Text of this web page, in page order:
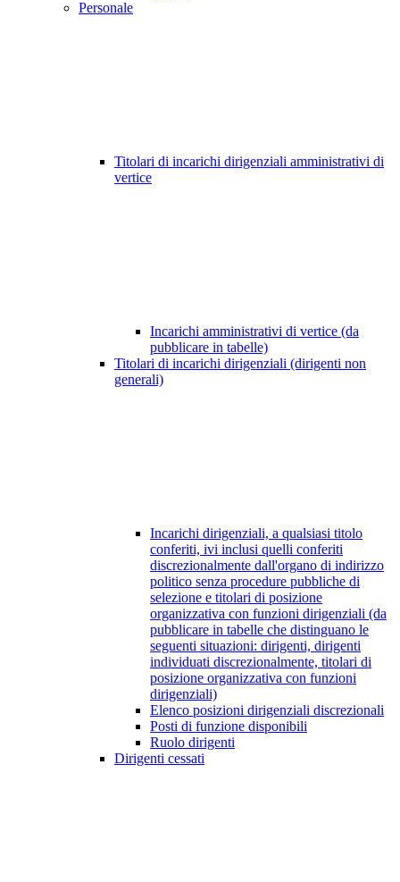
Personale
Titolari di incarichi dirigenziali amministrativi di
vertice
Incarichi amministrativi di vertice (da
pubblicare in tabelle)
Titolari di incarichi dirigenziali (dirigenti non
generali)
Incarichi dirigenziali, a qualsiasi titolo
conferiti, ivi inclusi quelli conferiti
discrezionalmente dall'organo di indirizzo
politico senza procedure pubbliche di
selezione e titolari di posizione
organizzativa con funzioni dirigenziali (da
pubblicare in tabelle che distinguano le
seguenti situazioni: dirigenti, dirigenti
individuati discrezionalmente, titolari di
posizione organizzativa con funzioni
dirigenziali)
Elenco posizioni dirigenziali discrezionali
Posti di funzione disponibili
Ruolo dirigenti
Dirigenti cessati